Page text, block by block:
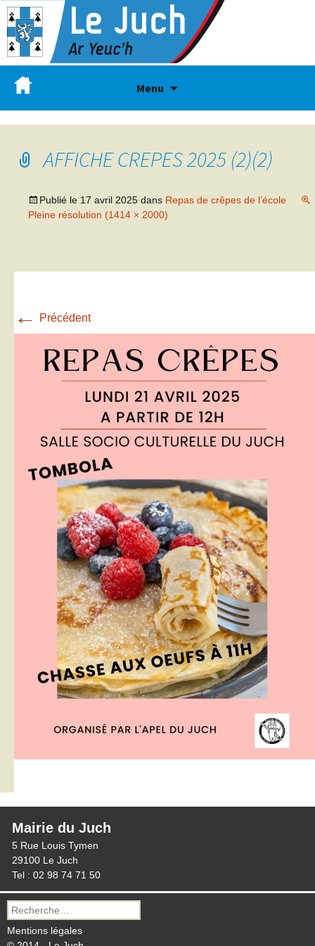
Menu
AFFICHE CREPES 2025 (2)(2)
Publié le 17 avril 2025 dans Repas de crêpes de l’école
Pleine résolution (1414 × 2000)
← Précédent
Mairie du Juch
5 Rue Louis Tymen
29100 Le Juch
Tel : 02 98 74 71 50
Recherche
pour :
Mentions légales